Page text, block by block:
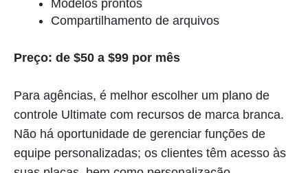
Modelos prontos
Compartilhamento de arquivos
Preço: de $50 a $99 por mês
Para agências, é melhor escolher um plano de
controle Ultimate com recursos de marca branca.
Não há oportunidade de gerenciar funções de
equipe personalizadas; os clientes têm acesso às